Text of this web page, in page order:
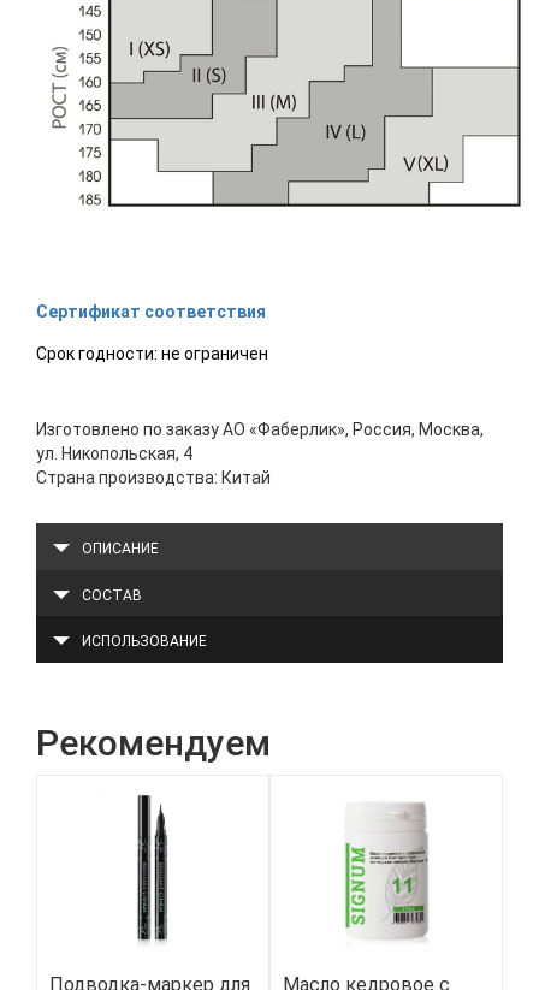
Сертификат соответствия
Срок годности: не ограничен
Изготовлено по заказу АО «Фаберлик», Россия, Москва,
ул. Никопольская, 4
Страна производства: Китай
ОПИСАНИЕ
СОСТАВ
ИСПОЛЬЗОВАНИЕ
Рекомендуем
Подводка-маркер для Масло кедровое с